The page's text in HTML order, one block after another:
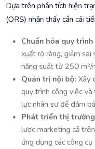
Dựa trên phân tích hiện
(ORS) nhận thấy cần cải
Chuẩn hóa quy
xuất rõ ràng, giảm
năng suất từ 250 m²/
Quản trị nội bộ: Xây
quy trình công việc
lực nhân sự để đảm
Phát triển thị
lược marketing cả
ứng dụng các công